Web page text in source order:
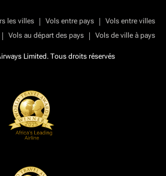
les villes | Vols entre pays |
Vols entre villes
| Vols au départ des pays | Vols de ville à pays
Limited. Tous droits réservés